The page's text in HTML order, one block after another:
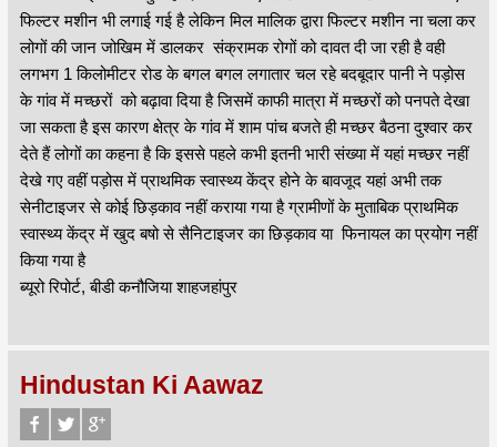
फिल्टर मशीन भी लगाई गई है लेकिन मिल मालिक द्वारा फिल्टर मशीन ना चला कर
लोगों की जान जोखिम में डालकर संक्रामक रोगों को दावत दी जा रही है वही
लगभग 1 किलोमीटर रोड के बगल बगल लगातार चल रहे बदबूदार पानी ने पड़ोस
के गांव में मच्छरों को बढ़ावा दिया है जिसमें काफी मात्रा में मच्छरों को पनपते देखा
जा सकता है इस कारण क्षेत्र के गांव में शाम पांच बजते ही मच्छर बैठना दुश्वार कर
देते हैं लोगों का कहना है कि इससे पहले कभी इतनी भारी संख्या में यहां मच्छर नहीं
देखे गए वहीं पड़ोस में प्राथमिक स्वास्थ्य केंद्र होने के बावजूद यहां अभी तक
सेनीटाइजर से कोई छिड़काव नहीं कराया गया है ग्रामीणों के मुताबिक प्राथमिक
स्वास्थ्य केंद्र में खुद बषो से सैनिटाइजर का छिड़काव या फिनायल का प्रयोग नहीं
किया गया है
ब्यूरो रिपोर्ट, बीडी कनौजिया शाहजहांपुर
Hindustan Ki Aawaz